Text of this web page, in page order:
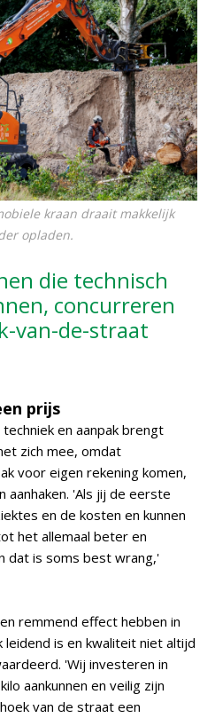
kraan draait makkelijk
opladen.
die technisch
concurreren
van-de-straat
prijs
en aanpak brengt
zich mee, omdat
voor eigen rekening komen,
aanhaken. 'Als jij de eerste
en de kosten en kunnen
het allemaal beter en
dat is soms best wrang,'
remmend effect hebben in
leidend is en kwaliteit niet altijd
'Wij investeren in
aankunnen en veilig zijn
van de straat een